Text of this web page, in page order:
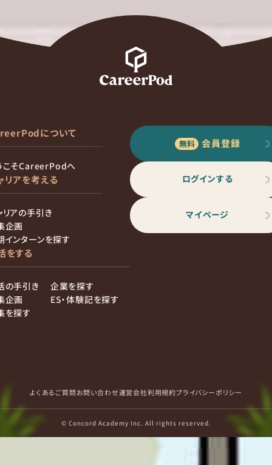
について
こそCareerPodへ
リアを考える
リアの手引き
企画
インターンを探す
をする
の手引き
企画
を探す
企業を探す
ES・体験記を探す
会員登録
ログインする
マイページ
よくあるご質問お問い合わせ運営会社利用規約プライバシーポリシー
© Concord Academy Inc. All rights reserved.